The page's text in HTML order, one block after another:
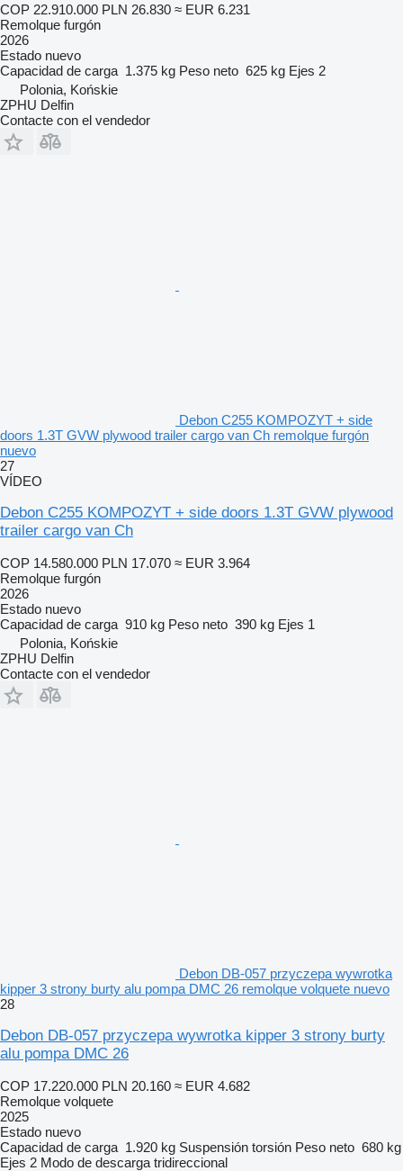
COP 22.910.000 PLN 26.830 ≈ EUR 6.231
Remolque furgón
2026
Estado nuevo
Capacidad de carga 1.375 kg Peso neto 625 kg Ejes 2
Polonia, Końskie
ZPHU Delfin
Contacte con el vendedor
Debon C255 KOMPOZYT + side
doors 1.3T GVW plywood trailer cargo van Ch remolque furgón
nuevo
27
VÍDEO
Debon C255 KOMPOZYT + side doors 1.3T GVW plywood
trailer cargo van Ch
COP 14.580.000 PLN 17.070 ≈ EUR 3.964
Remolque furgón
2026
Estado nuevo
Capacidad de carga 910 kg Peso neto 390 kg Ejes 1
Polonia, Końskie
ZPHU Delfin
Contacte con el vendedor
Debon DB-057 przyczepa wywrotka
kipper 3 strony burty alu pompa DMC 26 remolque volquete nuevo
28
Debon DB-057 przyczepa wywrotka kipper 3 strony burty
alu pompa DMC 26
COP 17.220.000 PLN 20.160 ≈ EUR 4.682
Remolque volquete
2025
Estado nuevo
Capacidad de carga 1.920 kg Suspensión torsión Peso neto 680 kg
Ejes 2 Modo de descarga tridireccional